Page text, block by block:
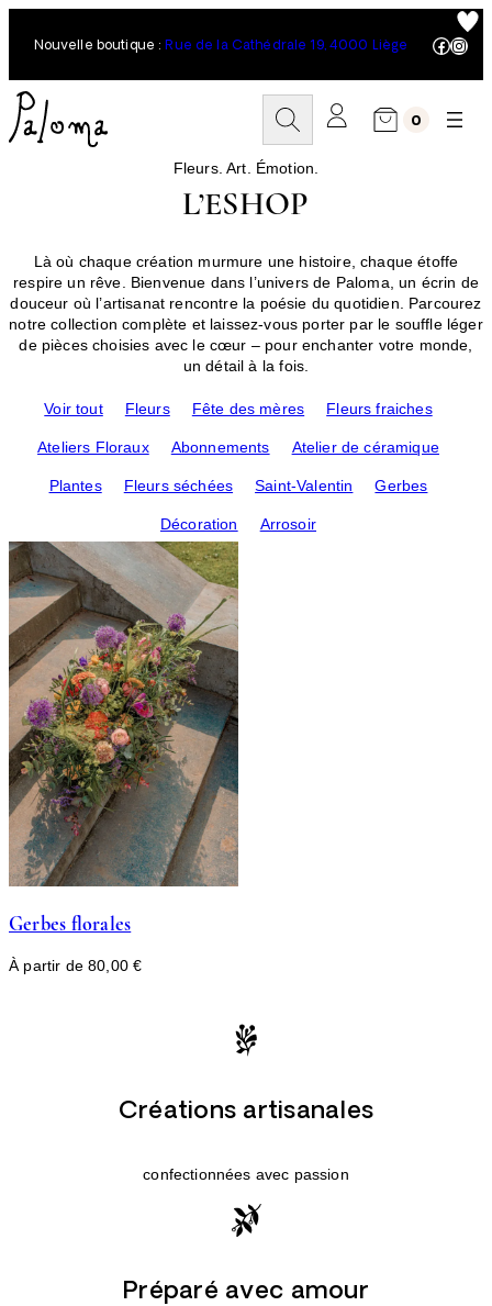
Nouvelle boutique : Rue de la Cathédrale 19, 4000 Liège
c
h
r
e
r
0
Fleurs. Art. Émotion.
L’ESHOP
Là où chaque création murmure une histoire, chaque étoffe
respire un rêve. Bienvenue dans l’univers de Paloma, un écrin de
douceur où l’artisanat rencontre la poésie du quotidien. Parcourez
notre collection complète et laissez-vous porter par le souffle léger
de pièces choisies avec le cœur – pour enchanter votre monde,
un détail à la fois.
Voir tout Fleurs Fête des mères Fleurs fraiches
Ateliers Floraux Abonnements Atelier de céramique
Plantes Fleurs séchées Saint-Valentin Gerbes
Décoration Arrosoir
Gerbes florales
À partir de80,00€
Créations artisanales
confectionnées avec passion
Préparé avec amour